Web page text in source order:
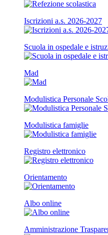
Iscrizioni a.s. 2026-2027
Scuola in ospedale e
Mad
Modulistica Personale
Modulistica famiglie
Registro elettronico
Orientamento
Albo online
Amministrazione